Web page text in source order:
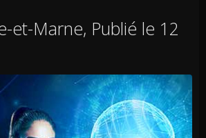
et-Marne, Publié le 12